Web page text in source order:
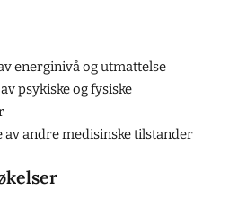
energinivå og utmattelse
psykiske og fysiske
av andre medisinske tilstander